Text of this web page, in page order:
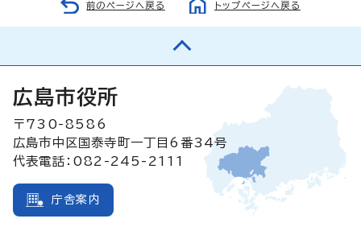
前のページへ戻る トップページへ戻る
広島市役所
〒730-8586
広島市中区国泰寺町一丁目6番34号
代表電話：082-245-2111
庁舎案内